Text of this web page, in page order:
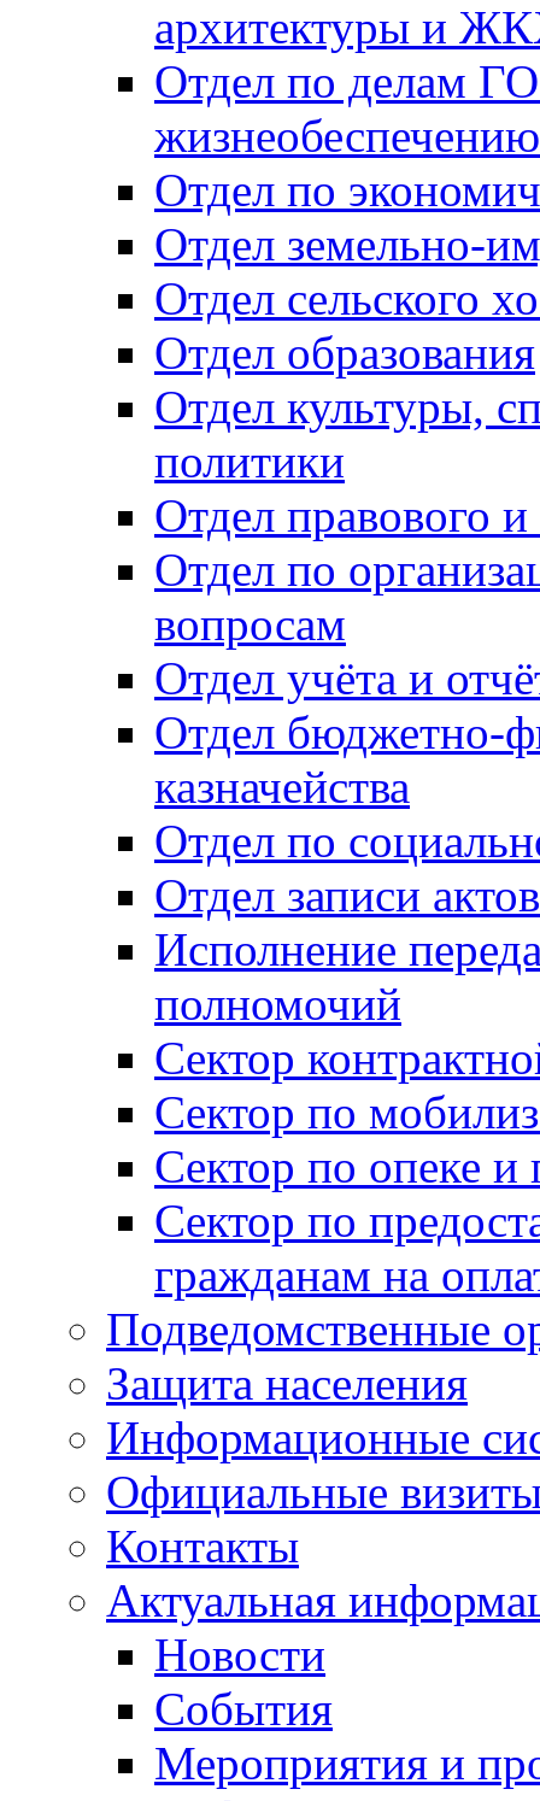
архитектуры и
Отдел по делам
Отдел по
Отдел земельно-
Отдел сельского
Отдел образования
Отдел культуры,
политики
Отдел правового
Отдел по
вопросам
Отдел учёта и
Отдел бюджетно-
казначейства
Отдел по
Отдел записи
Исполнение
полномочий
Сектор
Сектор по
Сектор по опеке и
Сектор по
гражданам на
Подведомственные
Защита населения
Информационные
Официальные
Контакты
Актуальная
Новости
События
Мероприятия и